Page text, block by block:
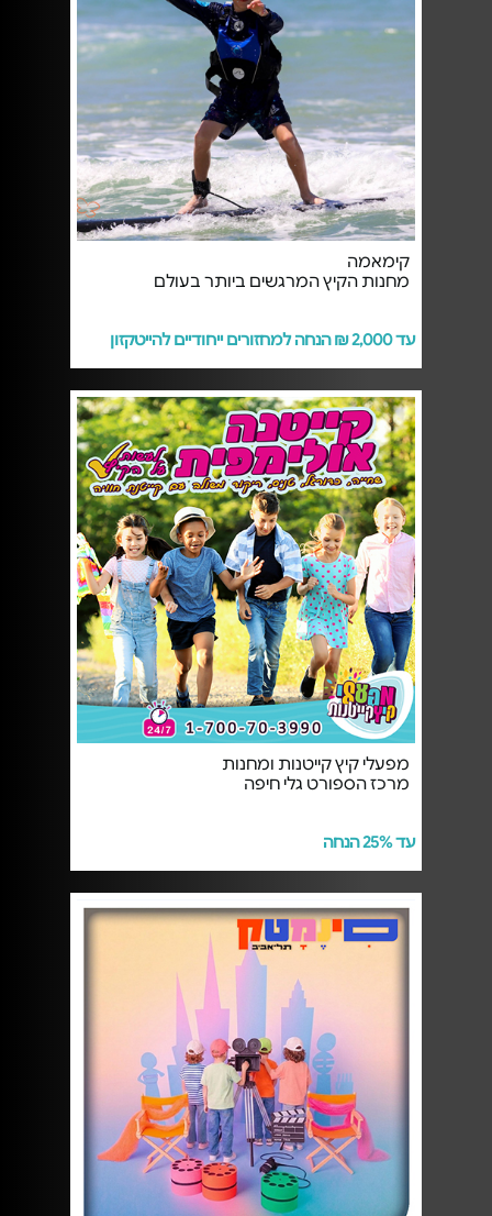
קימאמה
מחנות הקיץ המרגשים ביותר בעולם
עד 2,000 ₪ הנחה למחזורים ייחודיים להייטקזון
מפעלי קיץ קייטנות ומחנות
מרכז הספורט גלי חיפה
עד 25% הנחה